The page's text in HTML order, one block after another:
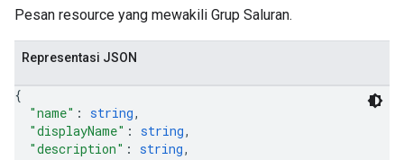
Pesan resource yang mewakili Grup Saluran.
Representasi JSON
{
"name" : string,
"displayName" : string,
"description" : string,